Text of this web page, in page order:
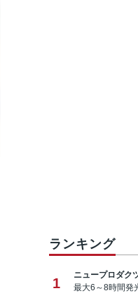
ランキング
1
ニュープロダク
最大6～8時間発